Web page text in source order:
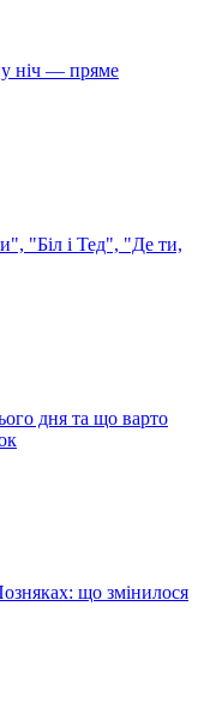
ніч — пряме
"Біл і Тед", "Де ти,
дня та що варто
що змінилося